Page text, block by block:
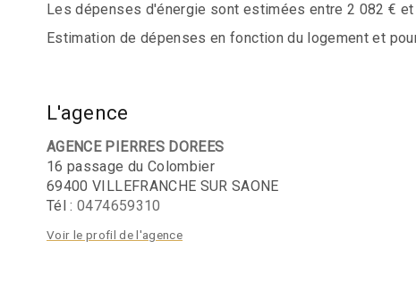
Les dépenses d'énergie sont estimées entre 2 082 €
Estimation de dépenses en fonction du logement et
L'agence
AGENCE PIERRES DOREES
16 passage du Colombier
69400 VILLEFRANCHE SUR SAONE
Tél :0474659310
Voir le profil de l'agence